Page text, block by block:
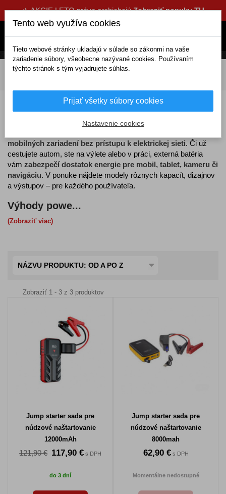
☀️ AKCIE LETO práve prebiehajúZobraziť ponuku TU
DOMOV Výbava a náradie
Power banky
mobilných zariadení bez prístupu k elektrickej sieti. Či už
cestujete autom, ste na výlete alebo v práci, externá batéria
vám zabezpečí dostatok energie pre mobil, tablet, kameru či
navigáciu. V ponuke nájdete modely rôznych kapacít, dizajnov
a výstupov – pre každého používateľa.
Výhody powe...
(Zobraziť viac)
NÁZVU PRODUKTU: OD A PO Z
Zobraziť 1 - 3 z 3 produktov
Jump starter sada pre
núdzové naštartovanie
12000mAh
121,90 € 117,90 € s DPH
do 3 dní
Jump starter sada pre
núdzové naštartovanie
8000mah
62,90 €s DPH
Momentálne nedostupné
Tento web využíva cookies
Tieto webové stránky ukladajú v súlade so zákonmi na vaše
zariadenie súbory, všeobecne nazývané cookies. Používaním
týchto stránok s tým vyjadrujete súhlas.
Prijať všetky súbory cookies
Nastavenie cookies